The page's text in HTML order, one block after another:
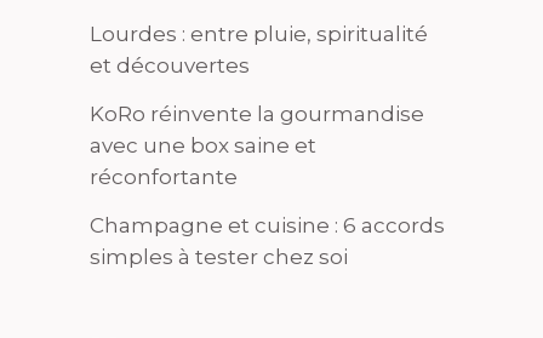
Lourdes : entre pluie, spiritualité
et découvertes
KoRo réinvente la gourmandise
avec une box saine et
réconfortante
Champagne et cuisine : 6 accords
simples à tester chez soi